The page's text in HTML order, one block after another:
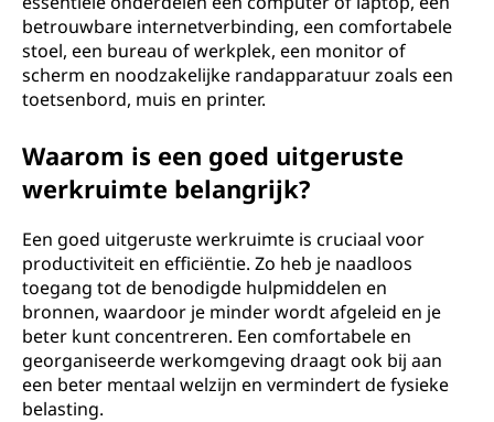
betrouwbare internetverbinding, een comfortabele
stoel, een bureau of werkplek, een monitor of
scherm en noodzakelijke randapparatuur zoals een
toetsenbord, muis en printer.
Waarom is een goed uitgeruste
werkruimte belangrijk?
Een goed uitgeruste werkruimte is cruciaal voor
productiviteit en efficiëntie. Zo heb je naadloos
toegang tot de benodigde hulpmiddelen en
bronnen, waardoor je minder wordt afgeleid en je
beter kunt concentreren. Een comfortabele en
georganiseerde werkomgeving draagt ook bij aan
een beter mentaal welzijn en vermindert de fysieke
belasting.